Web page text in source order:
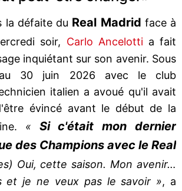
la défaite du Real Madrid face à
soir, Carlo Ancelotti a fait
inquiétant sur son avenir. Sous
30 juin 2026 avec le club
italien a avoué qu'il avait
évincé avant le début de la
« Si c'était mon dernier
des Champions avec le Real
Oui, cette saison. Mon avenir…
et je ne veux pas le savoir », a